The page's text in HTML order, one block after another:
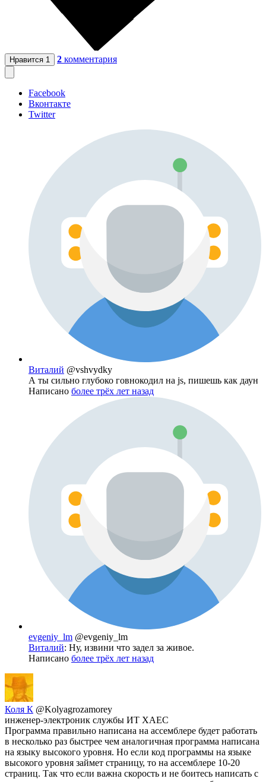
Нравится 1 2 комментария
Facebook
Вконтакте
Twitter
Виталий @vshvydky
А ты сильно глубоко говнокодил на js, пишешь как даун
Написано более трёх лет назад
evgeniy_lm @evgeniy_lm
Виталий: Ну, извини что задел за живое.
Написано более трёх лет назад
Коля К @Kolyagrozamorey
инженер-электроник службы ИТ ХАЕС
Программа правильно написана на ассемблере будет работать
в несколько раз быстрее чем аналогичная программа написана
на языку высокого уровня. Но если код программы на языке
высокого уровня займет страницу, то на ассемблере 10-20
страниц. Так что если важна скорость и не боитесь написать с